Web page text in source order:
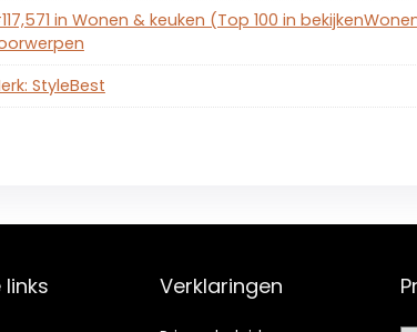
in Wonen & keuken (Top 100 in
StyleBest
links Verklaringen